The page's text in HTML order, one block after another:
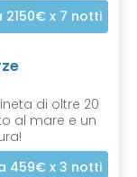
2150€ x 7 notti
di oltre 20
al mare e un
459€ x 3 notti